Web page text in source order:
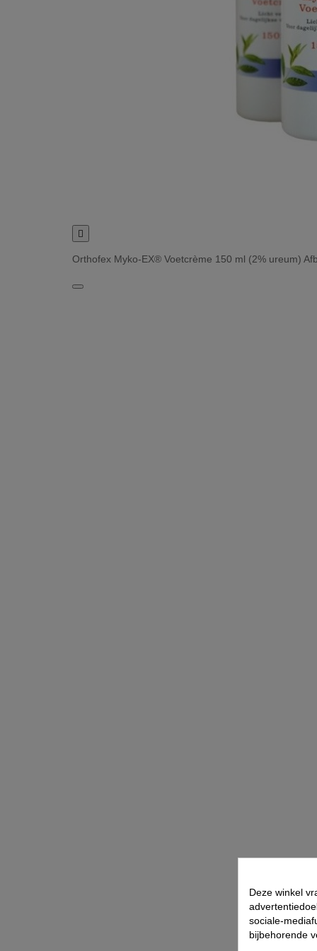

Orthofex Myko-EX® Voetcrème 150 ml (2% ureum)
Deze winkel
sociale-
bijbehorende